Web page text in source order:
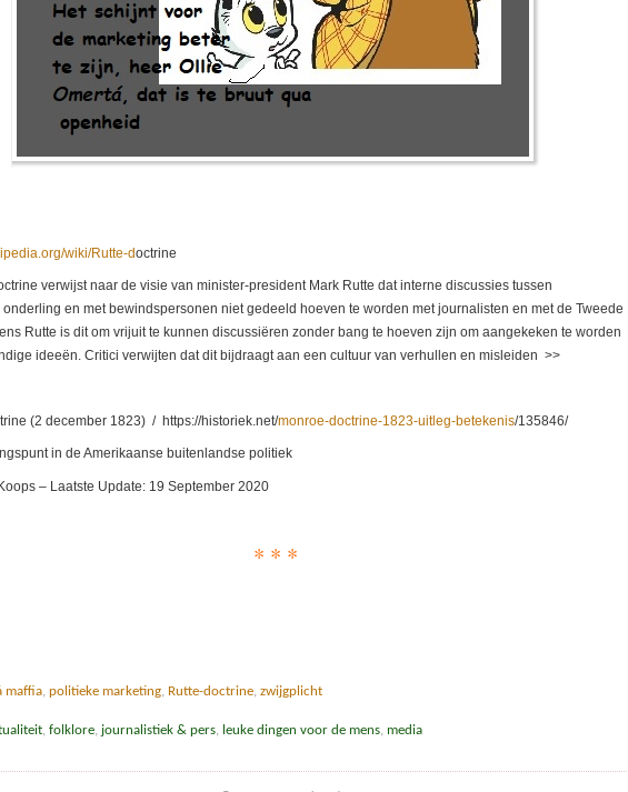
wiki/Rutte-doctrine
verwijst naar de visie van minister-president Mark Rutte dat interne discussies tussen
en met bewindspersonen niet gedeeld hoeven te worden met journalisten en met de Tweede
Rutte is dit om vrijuit te kunnen discussiëren zonder bang te hoeven zijn om aangekeken te worden
ideeën. Critici verwijten dat dit bijdraagt aan een cultuur van verhullen en misleiden >>
(2 december 1823) / https://historiek.net/monroe-doctrine-1823-uitleg-betekenis/135846/
in de Amerikaanse buitenlandse politiek
– Laatste Update: 19 September 2020
* * *
maffia, politieke marketing, Rutte-doctrine, zwijgplicht
, folklore, journalistiek & pers, leuke dingen voor de mens, media